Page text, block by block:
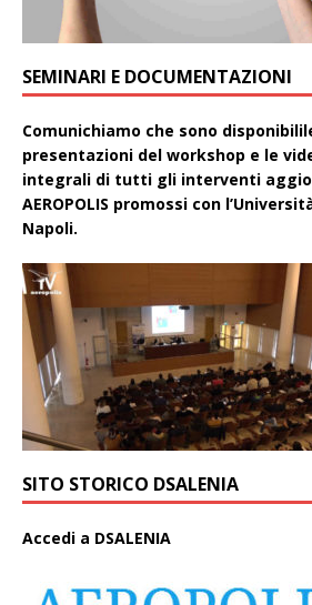
SEMINARI E DOCUMENTAZIONI
Comunichiamo che sono
presentazioni del workshop e le
integrali di tutti gli interventi
AEROPOLIS promossi con
Napoli.
SITO STORICO DSALENIA
Accedi a DSALENIA